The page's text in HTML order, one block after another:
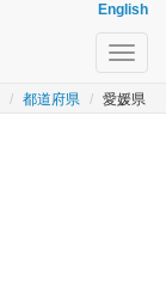
English
都道府県 愛媛県